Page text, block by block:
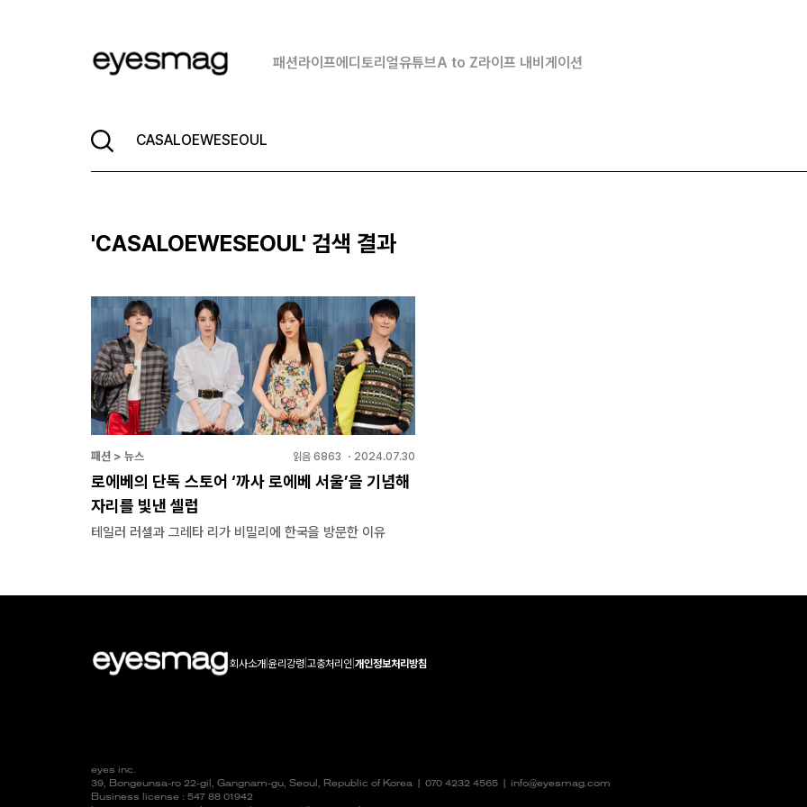
패션라이프에디토리얼유튜브A to Z라이프 내비게이션
'CASALOEWESEOUL' 검색 결과
패션 > 뉴스 읽음 6863 ・ 2024.07.30
로에베의 단독 스토어 ‘까사 로에베 서울’을 기념해
자리를 빛낸 셀럽
테일러 러셀과 그레타 리가 비밀리에 한국을 방문한 이유
회사소개|윤리강령 고충처리인 개인정보처리방침
eyes inc.
39, Bongeunsa-ro 22-gil, Gangnam-gu, Seoul, Republic of Korea | 070 4232 4565
info@eyesmag.com
Business license : 547 88 01942